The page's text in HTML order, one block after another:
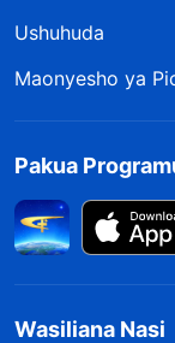
Ushuhuda
Maonyesho ya
Pakua
Wasiliana Nasi